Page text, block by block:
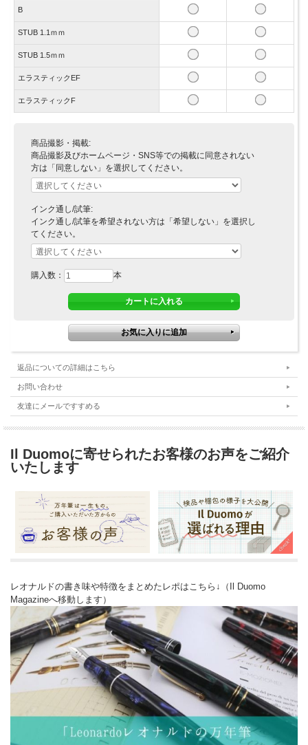
B
STUB 1.1ｍｍ
STUB 1.5ｍｍ
エラスティックEF
エラスティックF
商品撮影・掲載:
商品撮影及びホームページ・SNS等での掲載に同意されない
方は「同意しない」を選択してください。
インク通し/試筆:
インク通し/試筆を希望されない方は「希望しない」を選択し
てください。
購入数： 本
返品についての詳細はこちら
お問い合わせ
友達にメールですすめる
Il Duomoに寄せられたお客様のお声をご紹介
いたします
レオナルドの書き味や特徴をまとめたレポはこちら↓（Il Duomo
Magazineへ移動します）